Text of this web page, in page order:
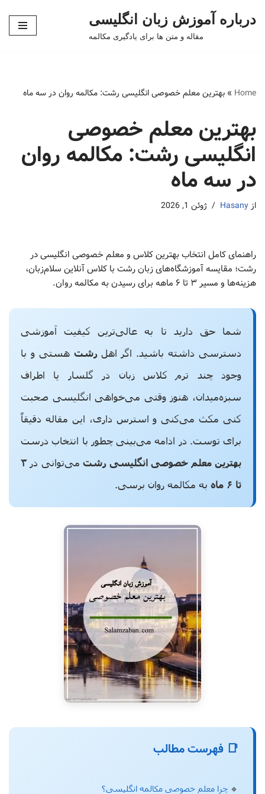
پرش
درباره آموزش زبان انگلیسی
مقاله و متن ها برای یادگیری مکالمه
Home
» بهترین معلم خصوصی انگلیسی رشت: مکالمه روان در سه ماه
بهترین معلم خصوصی
انگلیسی رشت: مکالمه روان
در سه ماه
از Hasany ژوئن 1, 2026
راهنمای کامل انتخاب بهترین کلاس و معلم خصوصی انگلیسی در
رشت؛ مقایسه آموزشگاه‌های زبان رشت با کلاس آنلاین سلام‌زبان،
هزینه‌ها و مسیر ۳ تا ۶ ماهه برای رسیدن به مکالمه روان.
شما حق دارید تا به عالی‌ترین کیفیت آموزشی
دسترسی داشته باشید. اگر اهلرشت هستی و با
وجود چند ترم کلاس زبان در گلسار یا اطراف
سبزه‌میدان، هنوز وقتی می‌خواهی انگلیسی صحبت
کنی مکث می‌کنی و استرس داری، این مقاله دقیقاً
برای توست. در ادامه می‌بینی چطور با انتخاب درست
بهترین معلم خصوصی انگلیسی رشتمی‌توانی در ۳
تا ۶ ماه
به مکالمه روان برسی.
📑 فهرست مطالب
🔹 چرا معلم خصوصی مکالمه انگلیسی؟